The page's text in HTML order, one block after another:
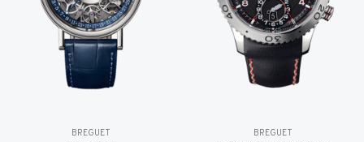
BREGUET BREGUET